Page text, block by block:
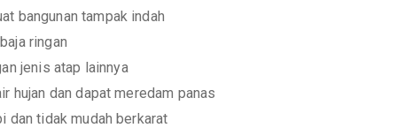
bangunan tampak indah
ringan
jenis atap lainnya
hujan dan dapat meredam panas
dan tidak mudah berkarat